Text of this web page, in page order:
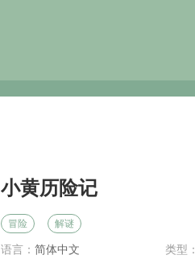
小黄历险记
冒险 解谜
语言： 简体中文 类型：